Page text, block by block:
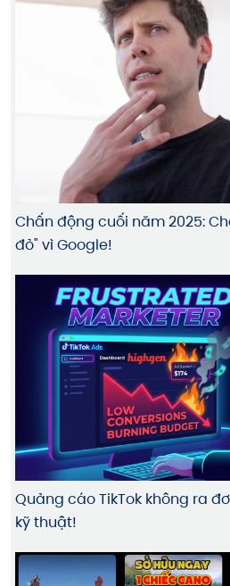
Chấn động cuối năm 2025:
đỏ" vì Google!
Quảng cáo TikTok không ra
kỹ thuật!